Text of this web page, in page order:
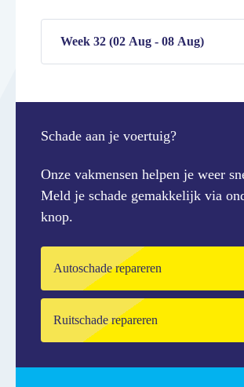
Schade aan je voertuig?
Onze vakmensen helpen je weer
Meld je schade gemakkelijk via
knop.
Autoschade repareren
Ruitschade repareren